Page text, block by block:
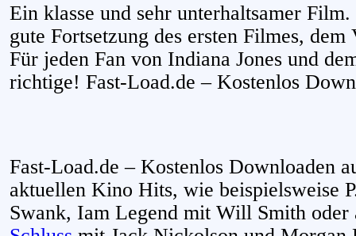
Ein klasse und sehr unterhaltsamer
gute Fortsetzung des ersten Filmes,
Für jeden Fan von Indiana Jones und
richtige! Fast-Load.de – Kostenlos
Fast-Load.de – Kostenlos Downloaden
aktuellen Kino Hits, wie beispielsweise
Swank, Iam Legend mit Will Smith